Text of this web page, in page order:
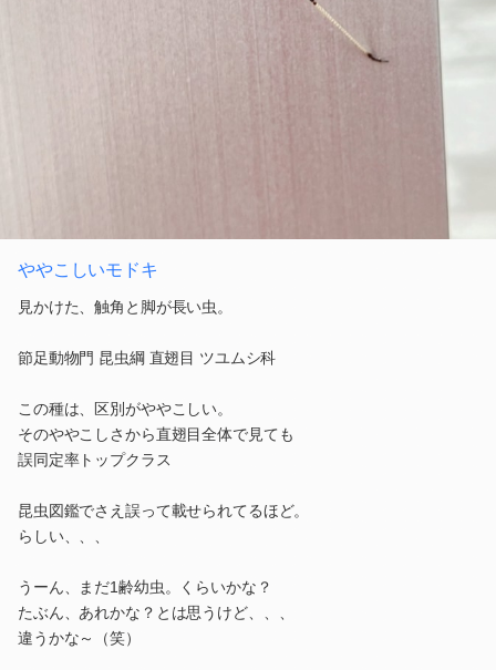
ややこしいモドキ
見かけた、触角と脚が長い虫。
節足動物門 昆虫綱 直翅目 ツユムシ科
この種は、区別がややこしい。
そのややこしさから直翅目全体で見ても
誤同定率トップクラス
昆虫図鑑でさえ誤って載せられてるほど。
らしい、、、
うーん、まだ1齢幼虫。くらいかな？
たぶん、あれかな？とは思うけど、、、
違うかな～（笑）